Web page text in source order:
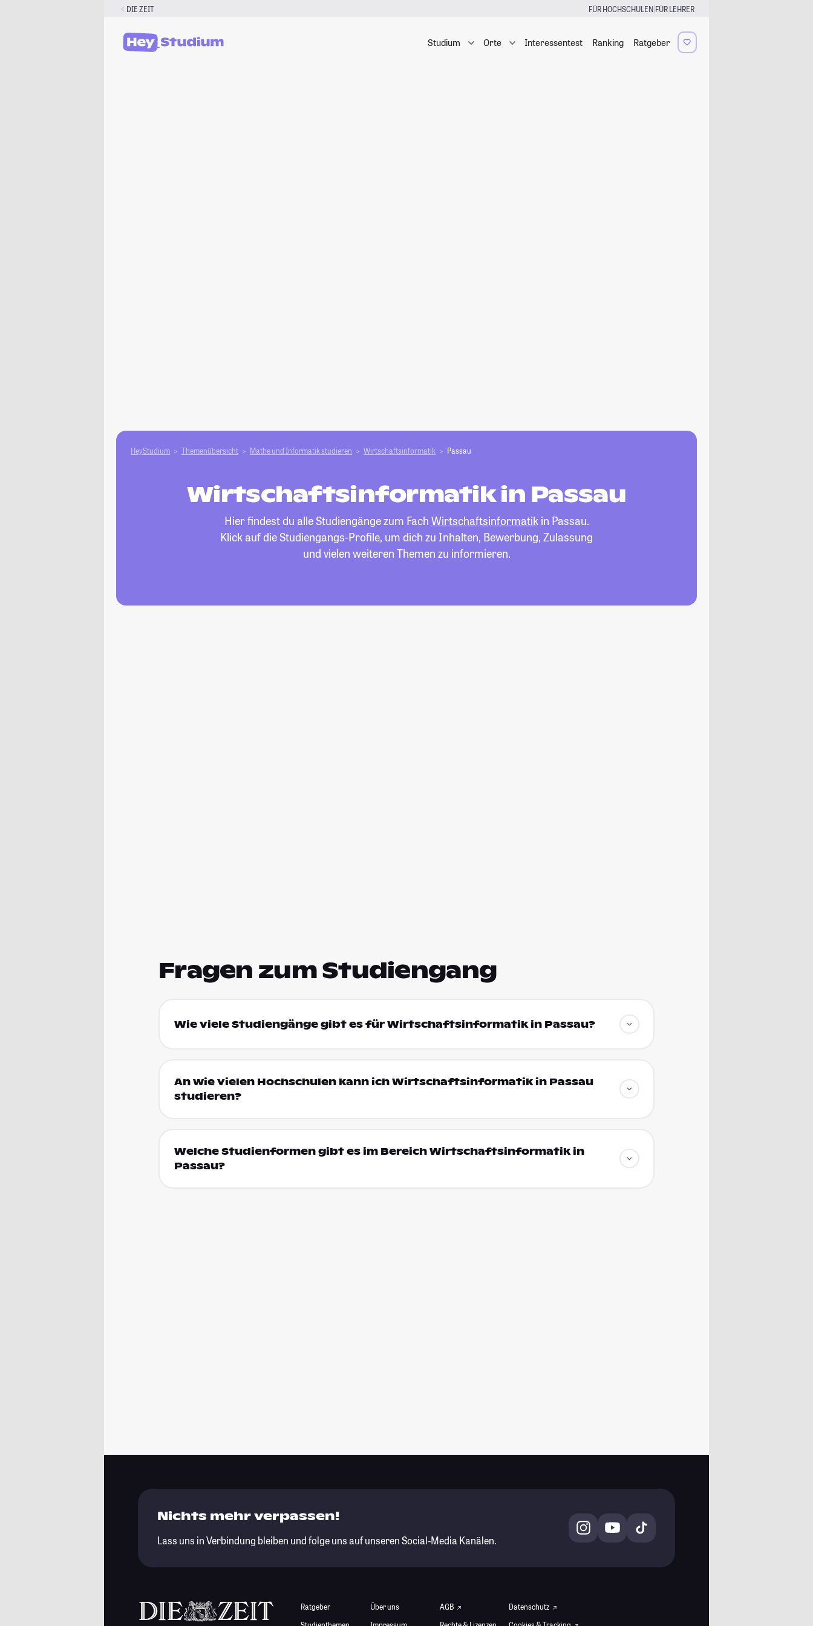
DIE ZEIT FÜR HOCHSCHULEN|FÜR LEHRER
Studium Orte Interessentest Ranking Ratgeber
HeyStudium Themenübersicht Mathe und Informatik studieren Wirtschaftsinformatik Passau
Wirtschaftsinformatik in Passau
Hier findest du alle Studiengänge zum Fach Wirtschaftsinformatikin Passau.
Klick auf die Studiengangs-Profile, um dich zu Inhalten, Bewerbung, Zulassung
und vielen weiteren Themen zu informieren.
Fragen zum Studiengang
Wie viele Studiengänge gibt es für Wirtschaftsinformatik in Passau?
An wie vielen Hochschulen kann ich Wirtschaftsinformatik in Passau
studieren?
Welche Studienformen gibt es im Bereich Wirtschaftsinformatik in
Passau?
Nichts mehr verpassen!
Lass uns in Verbindung bleiben und folge uns auf unseren Social-Media Kanälen.
Ratgeber
Über uns
AGB
Datenschutz